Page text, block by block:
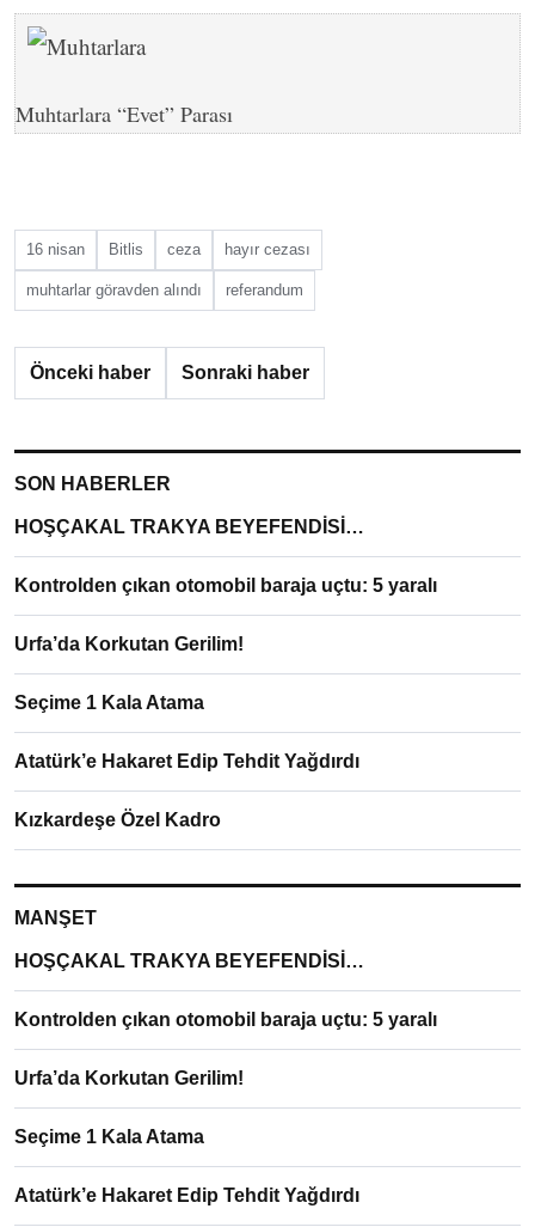
Muhtarlara “Evet” Parası
16 nisan Bitlis ceza hayır cezası
muhtarlar göravden alındı referandum
Önceki haber Sonraki haber
SON HABERLER
HOŞÇAKAL TRAKYA BEYEFENDİSİ…
Kontrolden çıkan otomobil baraja uçtu: 5 yaralı
Urfa’da Korkutan Gerilim!
Seçime 1 Kala Atama
Atatürk’e Hakaret Edip Tehdit Yağdırdı
Kızkardeşe Özel Kadro
MANŞET
HOŞÇAKAL TRAKYA BEYEFENDİSİ…
Kontrolden çıkan otomobil baraja uçtu: 5 yaralı
Urfa’da Korkutan Gerilim!
Seçime 1 Kala Atama
Atatürk’e Hakaret Edip Tehdit Yağdırdı